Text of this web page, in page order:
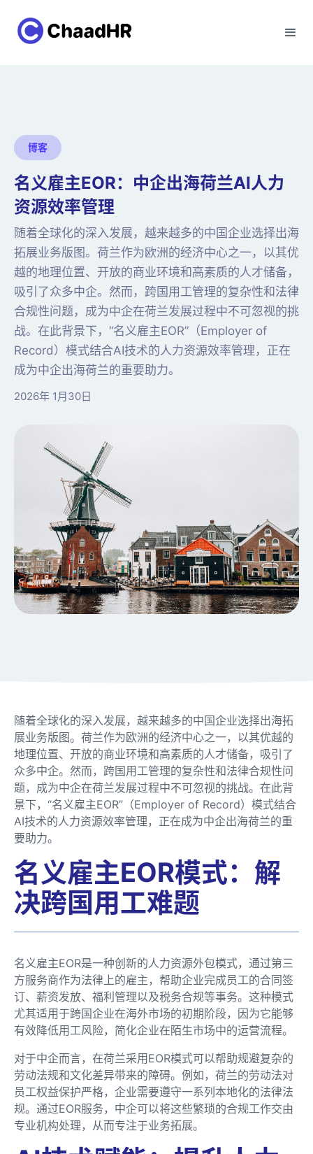
博客
名义雇主EOR：中企出海荷兰AI人力
资源效率管理
随着全球化的深入发展，越来越多的中国企业选择出海
拓展业务版图。荷兰作为欧洲的经济中心之一，以其优
越的地理位置、开放的商业环境和高素质的人才储备，
吸引了众多中企。然而，跨国用工管理的复杂性和法律
合规性问题，成为中企在荷兰发展过程中不可忽视的挑
战。在此背景下，“名义雇主EOR”（Employer of
Record）模式结合AI技术的人力资源效率管理，正在
成为中企出海荷兰的重要助力。
2026年 1月30日
随着全球化的深入发展，越来越多的中国企业选择出海拓
展业务版图。荷兰作为欧洲的经济中心之一，以其优越的
地理位置、开放的商业环境和高素质的人才储备，吸引了
众多中企。然而，跨国用工管理的复杂性和法律合规性问
题，成为中企在荷兰发展过程中不可忽视的挑战。在此背
景下，“名义雇主EOR”（Employer of Record）模式结合
AI技术的人力资源效率管理，正在成为中企出海荷兰的重
要助力。
名义雇主EOR模式：解
决跨国用工难题
名义雇主EOR是一种创新的人力资源外包模式，通过第三
方服务商作为法律上的雇主，帮助企业完成员工的合同签
订、薪资发放、福利管理以及税务合规等事务。这种模式
尤其适用于跨国企业在海外市场的初期阶段，因为它能够
有效降低用工风险，简化企业在陌生市场中的运营流程。
对于中企而言，在荷兰采用EOR模式可以帮助规避复杂的
劳动法规和文化差异带来的障碍。例如，荷兰的劳动法对
员工权益保护严格，企业需要遵守一系列本地化的法律法
规。通过EOR服务，中企可以将这些繁琐的合规工作交由
专业机构处理，从而专注于业务拓展。